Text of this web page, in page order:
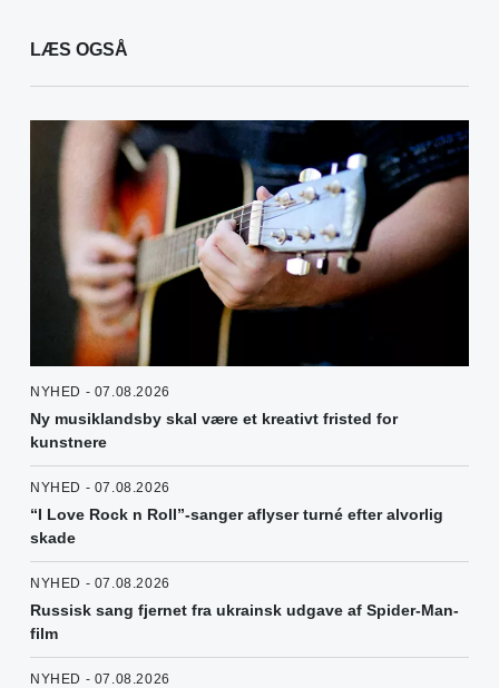
LÆS OGSÅ
NYHED - 07.08.2026
Ny musiklandsby skal være et kreativt fristed for
kunstnere
NYHED - 07.08.2026
“I Love Rock n Roll”-sanger aflyser turné efter alvorlig
skade
NYHED - 07.08.2026
Russisk sang fjernet fra ukrainsk udgave af Spider-Man-
film
NYHED - 07.08.2026